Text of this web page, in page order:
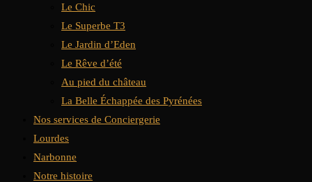
Le Chic
Le Superbe T3
Le Jardin d’Eden
Le Rêve d’été
Au pied du château
La Belle Échappée des Pyrénées
Nos services de Conciergerie
Lourdes
Narbonne
Notre histoire